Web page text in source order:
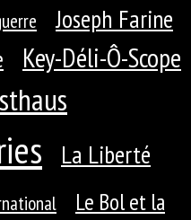
Joseph Farine
Key-Déli-Ô-Scope
La Liberté
Le Bol et la